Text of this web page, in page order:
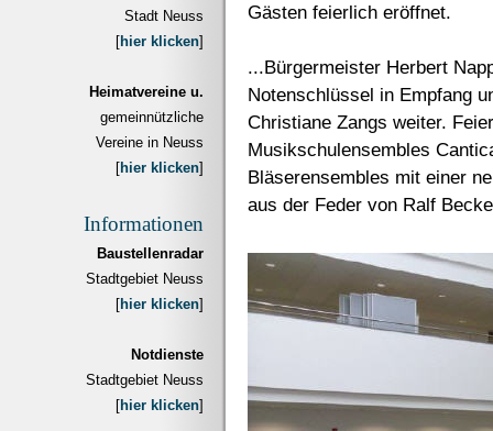
Stadt Neuss
[hier klicken]
Heimatvereine u.
gemeinnützliche
Vereine in Neuss
[hier klicken]
Informationen
Baustellenradar
Stadtgebiet Neuss
[hier klicken]
Notdienste
Stadtgebiet Neuss
[hier klicken]
Gästen feierlich eröffnet.
...Bürgermeister Herbert
Notenschlüssel in Empfang
Christiane Zangs weiter.
Musikschulensembles
Bläserensembles mit einer
aus der Feder von Ralf